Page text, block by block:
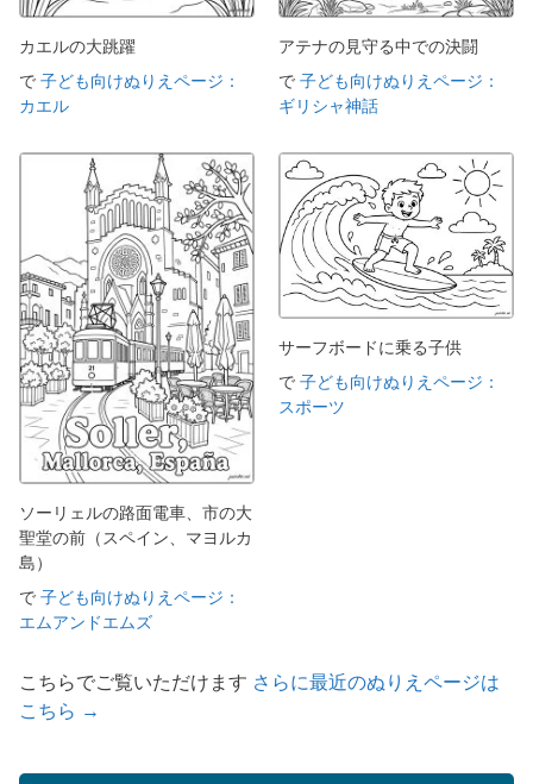
カエルの大跳躍
で 子ども向けぬりえページ：
カエル
アテナの見守る中での決闘
で 子ども向けぬりえページ：
ギリシャ神話
ソーリェルの路面電車、市の大
聖堂の前（スペイン、マヨルカ
島）
で 子ども向けぬりえページ：
エムアンドエムズ
サーフボードに乗る子供
で 子ども向けぬりえページ：
スポーツ
こちらでご覧いただけます さらに最近のぬりえページは
こちら →